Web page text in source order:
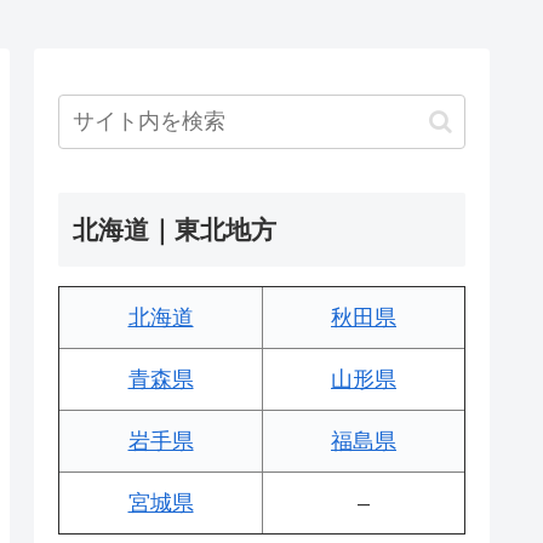
北海道｜東北地方
北海道 秋田県
青森県 山形県
岩手県 福島県
宮城県 –